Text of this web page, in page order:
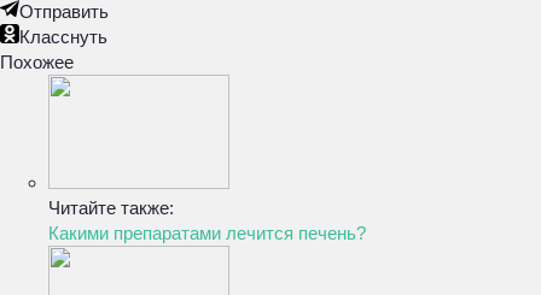
Отправить
Класснуть
Похожее
Читайте также:
Какими препаратами лечится печень?